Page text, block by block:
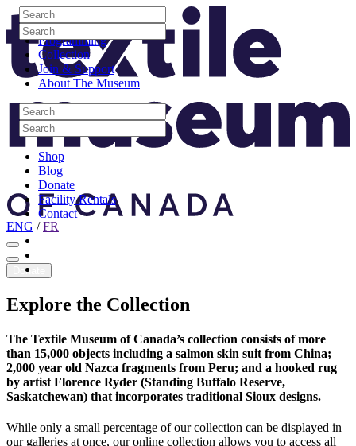
Skip to content
Visit
Programming
Collection
Join & Support
About The Museum
Search
Search
Search
Search
Shop
Blog
Donate
Facility Rentals
Contact
Youtube
Search
Search
Search
Search
Site Logo
ENG /FR
Donate
Explore the Collection
The Textile Museum of Canada’s collection consists of more
than 15,000 objects including a salmon skin suit from China;
2,000 year old Nazca fragments from Peru; and a hooked rug
by artist Florence Ryder (Standing Buffalo Reserve,
Saskatchewan) that incorporates traditional Sioux designs.
While only a small percentage of our collection can be displayed in
our galleries at once, our online collection allows you to access all